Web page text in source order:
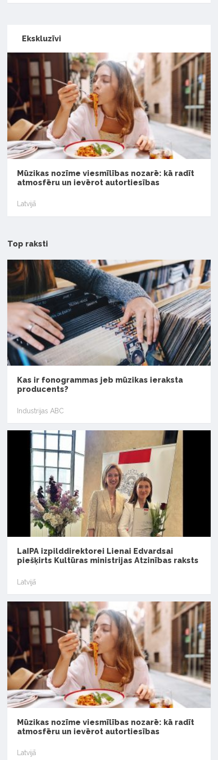
Ekskluzīvi
Mūzikas nozīme viesmīlības nozarē: kā radīt
atmosfēru un ievērot autortiesības
Latvijā
Top raksti
Kas ir fonogrammas jeb mūzikas ieraksta
producents?
Industrijas ABC
LaIPA izpilddirektorei Lienai Edvardsai
piešķirts Kultūras ministrijas Atzinības raksts
Latvijā
Mūzikas nozīme viesmīlības nozarē: kā radīt
atmosfēru un ievērot autortiesības
Latvijā